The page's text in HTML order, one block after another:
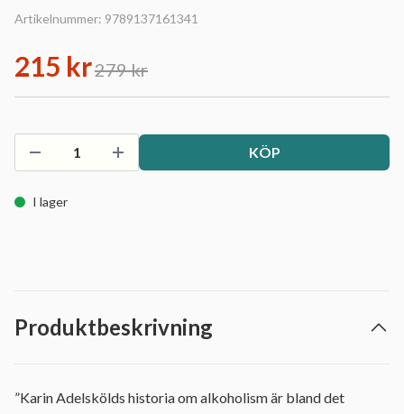
Artikelnummer: 9789137161341
215 kr279 kr
KÖP
I lager
Produktbeskrivning
”Karin Adelskölds historia om alkoholism är bland det